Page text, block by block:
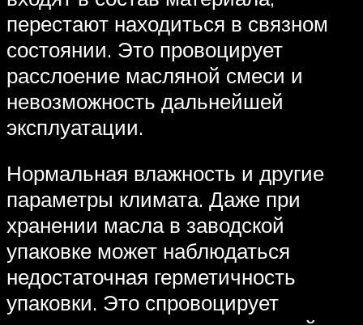
перестают находиться в связном
состоянии. Это провоцирует
расслоение масляной смеси и
невозможность дальнейшей
эксплуатации.
Нормальная влажность и другие
параметры климата. Даже при
хранении масла в заводской
упаковке может наблюдаться
недостаточная герметичность
упаковки. Это спровоцирует